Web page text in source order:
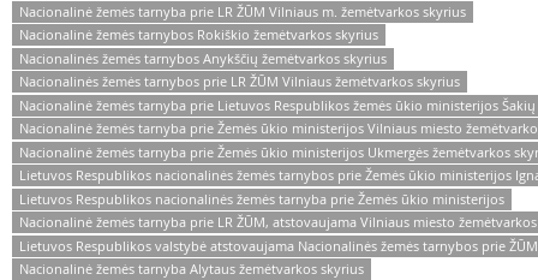
Nacionalinė žemės tarnyba prie LR ŽŪM Vilniaus m. žemėtvarkos skyrius
Nacionalinė žemės tarnybos Rokiškio žemėtvarkos skyrius
Nacionalinės žemės tarnybos Anykščių žemėtvarkos skyrius
Nacionalinės žemės tarnybos prie LR ŽŪM Vilniaus žemėtvarkos skyrius
Nacionalinė žemės tarnyba prie Lietuvos Respublikos žemės ūkio ministerijos
Nacionalinė žemės tarnyba prie Žemės ūkio ministerijos Vilniaus miesto
Nacionalinė žemės tarnyba prie Žemės ūkio ministerijos Ukmergės žemėtvarkos
Lietuvos Respublikos nacionalinės žemės tarnybos prie Žemės ūkio ministerijos
Lietuvos Respublikos nacionalinės žemės tarnyba prie Žemės ūkio ministerijos
Nacionalinė žemės tarnyba prie LR ŽŪM, atstovaujama Vilniaus miesto
Lietuvos Respublikos valstybė atstovaujama Nacionalinės žemės tarnybos prie ŽŪM
Nacionalinė žemės tarnyba Alytaus žemėtvarkos skyrius